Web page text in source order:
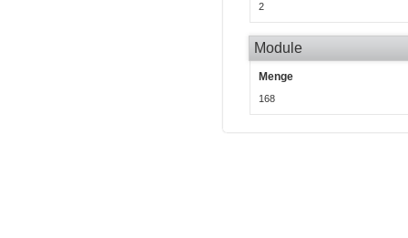
2
Module
Menge
168